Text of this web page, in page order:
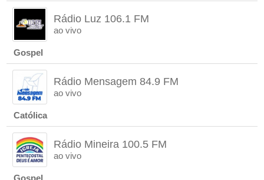
Rádio Luz 106.1 FM
ao vivo
Gospel
Rádio Mensagem 84.9 FM
ao vivo
Católica
Rádio Mineira 100.5 FM
ao vivo
Gospel